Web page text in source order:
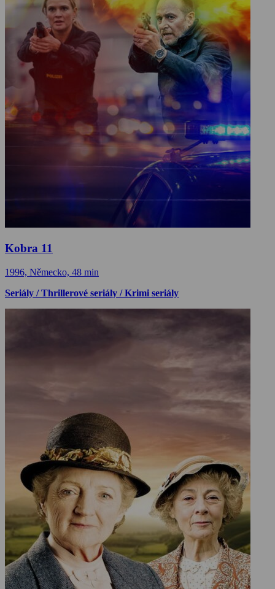
Kobra 11
1996, Německo, 48 min
Seriály / Thrillerové seriály / Krimi seriály